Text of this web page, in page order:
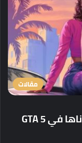
مقالات
5 عيوب أو مزايا غير جيدة شهدناها في GTA 5